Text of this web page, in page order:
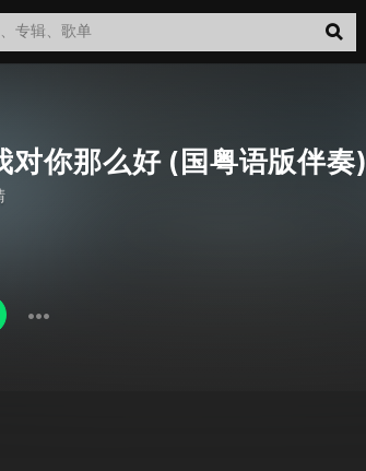
对你那么好 (国粤语版伴奏)